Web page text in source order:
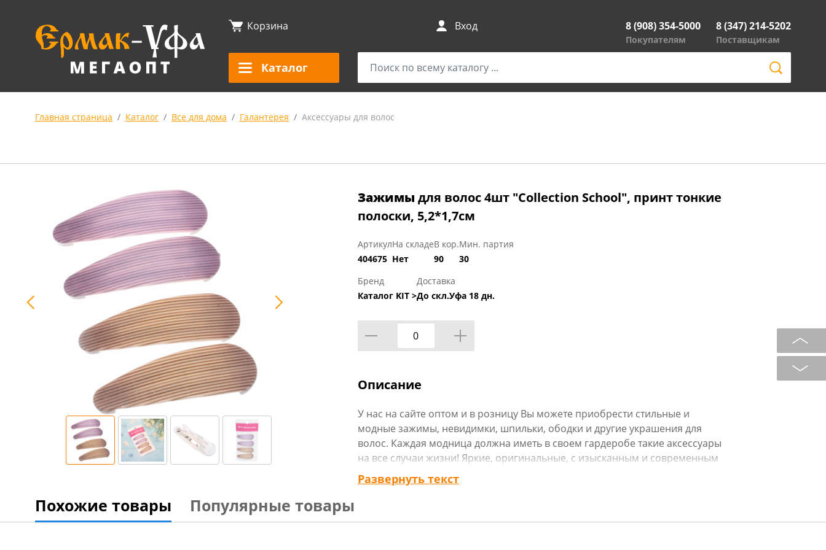
Корзина Вход 8 (908) 354-5000
Покупателям
8 (347) 214-5202
Поставщикам
Каталог
Главная страница Каталог Все для дома Галантерея Аксессуары для волос
Зажимы для волос 4шт "Collection School", принт тонкие
полоски, 5,2*1,7см
Артикул
404675
На складе
Нет
В кор.
90
Мин. партия
30
Бренд
Каталог KIT >
Доставка
До скл.Уфа 18 дн.
Описание
У нас на сайте оптом и в розницу Вы можете приобрести стильные и
модные зажимы, невидимки, шпильки, ободки и другие украшения для
волос. Каждая модница должна иметь в своем гардеробе такие аксессуары
на все случаи жизни! Яркие, оригинальные, с изысканным и современным
дизайном, наши аксессуары для волос не оставят Вас равнодушными и
могут стать приятным подарком для ваших близких.
Развернуть текст
Похожие товары Популярные товары